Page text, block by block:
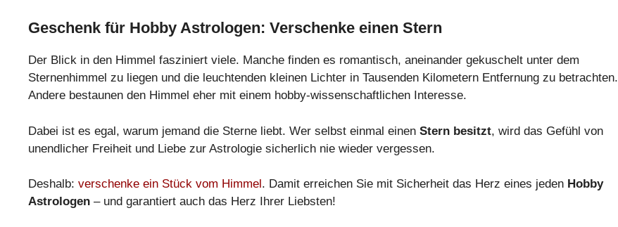
Geschenk für Hobby Astrologen: Verschenke einen Stern
Der Blick in den Himmel fasziniert viele. Manche finden es romantisch, aneinander gekuschelt unter dem
Sternenhimmel zu liegen und die leuchtenden kleinen Lichter in Tausenden Kilometern Entfernung zu betrachten.
Andere bestaunen den Himmel eher mit einem hobby-wissenschaftlichen Interesse.
Dabei ist es egal, warum jemand die Sterne liebt. Wer selbst einmal einen Stern besitzt, wird das Gefühl von
unendlicher Freiheit und Liebe zur Astrologie sicherlich nie wieder vergessen.
Deshalb: verschenke ein Stück vom Himmel . Damit erreichen Sie mit Sicherheit das Herz eines jeden Hobby
Astrologen – und garantiert auch das Herz Ihrer Liebsten!